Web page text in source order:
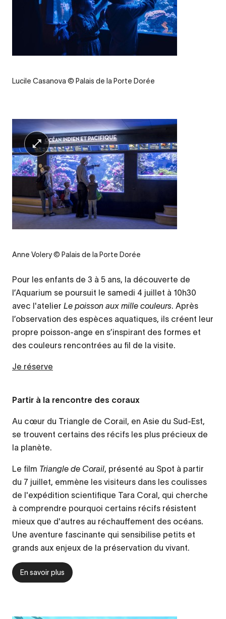
Credit
Lucile Casanova © Palais de la Porte Dorée
Anne Volery © Palais de la Porte Dorée
Pour les enfants de 3 à 5 ans, la découverte de
l’Aquarium se poursuit le samedi 4 juillet à 10h30
avec l'atelier Le poisson aux mille couleurs. Après
l’observation des espèces aquatiques, ils créent leur
propre poisson-ange en s’inspirant des formes et
des couleurs rencontrées au fil de la visite.
Je réserve
Partir à la rencontre des coraux
Au cœur du Triangle de Corail, en Asie du Sud-Est,
se trouvent certains des récifs les plus précieux de
la planète.
Le film Triangle de Corail, présenté au Spot à partir
du 7 juillet, emmène les visiteurs dans les coulisses
de l'expédition scientifique Tara Coral, qui cherche
à comprendre pourquoi certains récifs résistent
mieux que d'autres au réchauffement des océans.
Une aventure fascinante qui sensibilise petits et
grands aux enjeux de la préservation du vivant.
En savoir plus